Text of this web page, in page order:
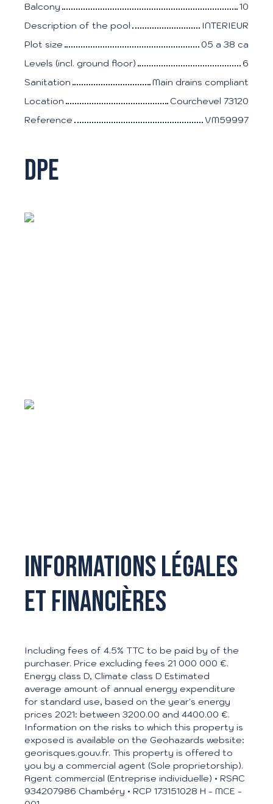
Balcony
10
Description of the pool
INTERIEUR
Plot size
05 a 38 ca
Levels (incl. ground floor)
6
Sanitation
Main drains compliant
Location
Courchevel 73120
Reference
VM59997
DPE
Informations légales
et financières
Including fees of 4.5% TTC to be paid by of the
purchaser. Price excluding fees 21 000 000 €.
Energy class D, Climate class D Estimated
average amount of annual energy expenditure
for standard use, based on the year's energy
prices 2021: between 3200.00 and 4400.00 €.
Information on the risks to which this property is
exposed is available on the Geohazards website:
georisques.gouv.fr. This property is offered to
you by a commercial agent (Sole proprietorship).
Agent commercial (Entreprise individuelle) • RSAC
934207986 Chambéry • RCP 173151028 H - MCE -